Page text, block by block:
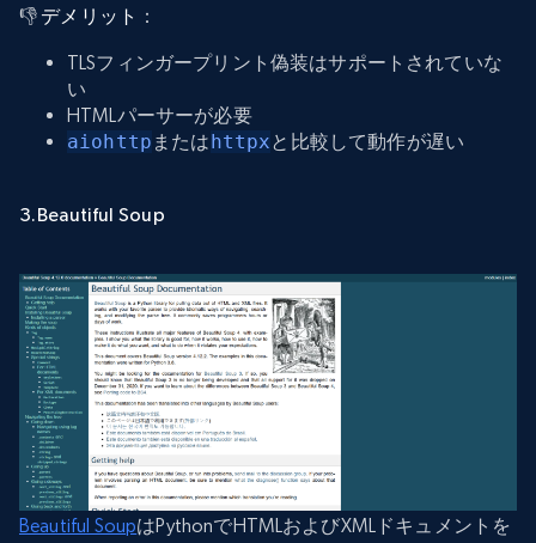
👎 デメリット ：
TLSフィンガープリント偽装はサポートされていな
い
HTMLパーサーが必要
aiohttp またはhttpxと比較して動作が遅い
3.Beautiful Soup
Beautiful SoupはPythonでHTMLおよびXMLドキュメントを